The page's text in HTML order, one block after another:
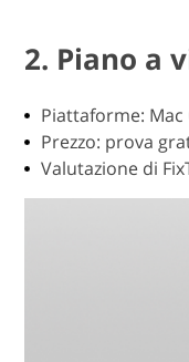
2. Piano a
Piattaforme: Mac
Prezzo: prova
Valutazione di